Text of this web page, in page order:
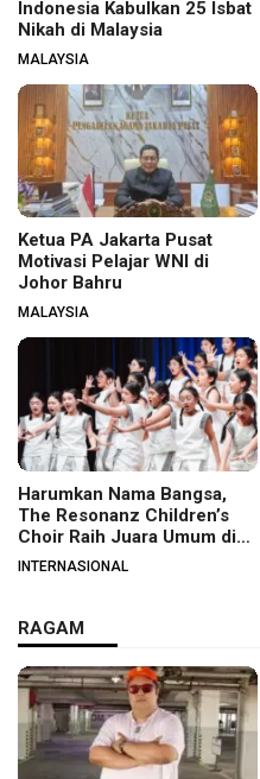
Indonesia Kabulkan 25 Isbat
Nikah di Malaysia
MALAYSIA
Ketua PA Jakarta Pusat
Motivasi Pelajar WNI di
Johor Bahru
MALAYSIA
Harumkan Nama Bangsa,
The Resonanz Children’s
Choir Raih Juara Umum di
Hungaria
INTERNASIONAL
RAGAM